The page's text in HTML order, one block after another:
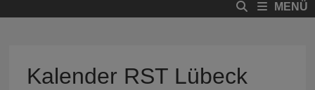
MENÜ
Kalender RST Lübeck